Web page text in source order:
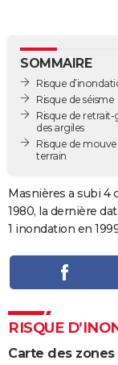
GUIDES D'ACHAT
BONS PLANS
CARTE DE VOEUX
Carte de Noël
Carte Bonne année
Carte Saint-Valentin
Carte Pâques
Carte d'anniversaire
DICTIONNAIRE
COPAINS D'AVANT
Bricolage
Lifestyle
Culture
Sport
Auto
Television
Voyage
Cinema
SOMMAIRE
Risque
Risque de séisme
Risque de
des argiles
Risque de
terrain
Masnières a subi 4
1980, la dernière
1 inondation en
RISQUE
Carte des